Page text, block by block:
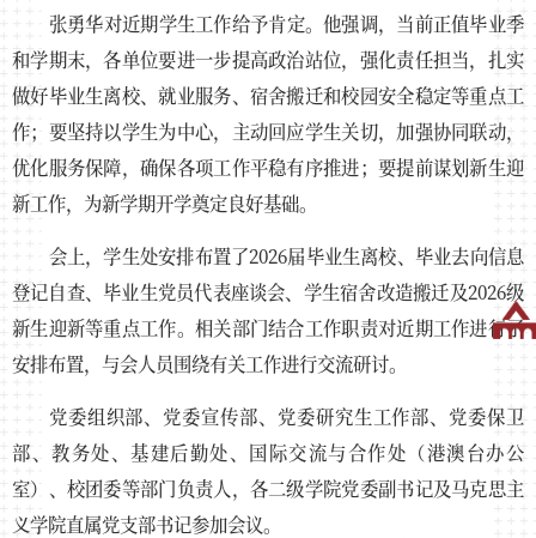
张勇华对近期学生工作给予肯定。他强调，当前正值毕业季
和学期末，各单位要进一步提高政治站位，强化责任担当，扎实
做好毕业生离校、就业服务、宿舍搬迁和校园安全稳定等重点工
作；要坚持以学生为中心，主动回应学生关切，加强协同联动，
优化服务保障，确保各项工作平稳有序推进；要提前谋划新生迎
新工作，为新学期开学奠定良好基础。
会上，学生处安排布置了2026届毕业生离校、毕业去向信息
登记自查、毕业生党员代表座谈会、学生宿舍改造搬迁及2026级
新生迎新等重点工作。相关部门结合工作职责对近期工作进行了
安排布置，与会人员围绕有关工作进行交流研讨。
党委组织部、党委宣传部、党委研究生工作部、党委保卫
部、教务处、基建后勤处、国际交流与合作处（港澳台办公
室）、校团委等部门负责人，各二级学院党委副书记及马克思主
义学院直属党支部书记参加会议。